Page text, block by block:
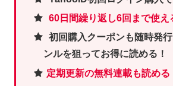
60日間繰り返し6回まで使え
初回購入クーポンも随時発
ンルを狙ってお得に読める！
定期更新の無料連載も読める